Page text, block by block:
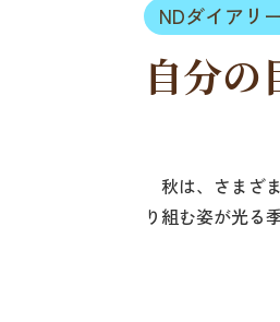
NDダイアリ
自分の
秋は、さまざ
り組む姿が光る